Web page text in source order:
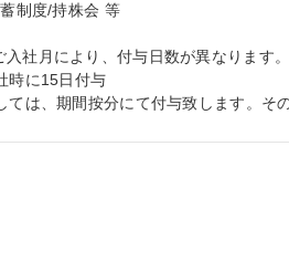
制度/持株会 等
入社月により、付与日数が異なります。
時に15日付与
ては、期間按分にて付与致します。そ